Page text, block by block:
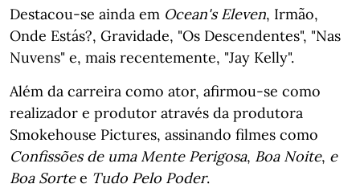
Destacou-se ainda em Ocean's Eleven, Irmão,
Onde Estás?, Gravidade, "Os Descendentes", "Nas
Nuvens" e, mais recentemente, "Jay Kelly".
Além da carreira como ator, afirmou-se como
realizador e produtor através da produtora
Smokehouse Pictures, assinando filmes como
Confissões de uma Mente Perigosa, Boa Noite, e
Boa Sortee Tudo Pelo Poder.